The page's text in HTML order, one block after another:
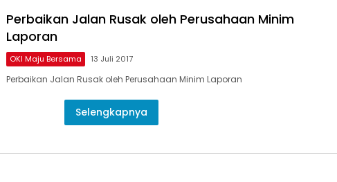
Perbaikan Jalan Rusak oleh Perusahaan Minim
Laporan
OKI Maju Bersama 13 Juli 2017
Perbaikan Jalan Rusak oleh Perusahaan Minim Laporan
Selengkapnya